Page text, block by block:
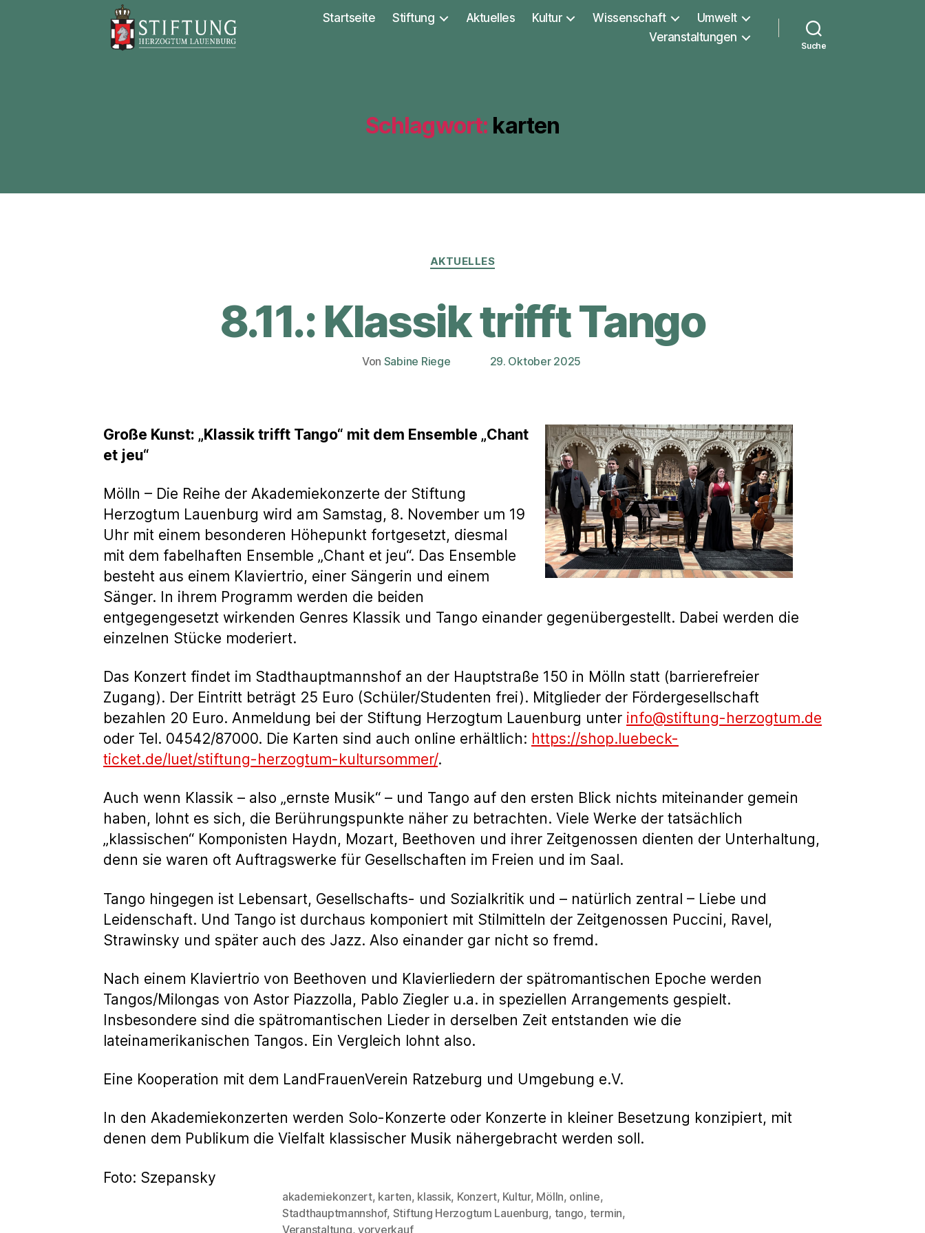
Startseite Stiftung Aktuelles Kultur Wissenschaft
Umwelt
Veranstaltungen
Suche
Schlagwort: karten
Kategorien
AKTUELLES
8.11.: Klassik trifft Tango
Beitragsautor
Von Sabine Riege Veröffentlichungsdatum
29. Oktober 2025
Große Kunst: „Klassik trifft Tango“ mit dem Ensemble „Chant
et jeu“
Mölln – Die Reihe der Akademiekonzerte der Stiftung
Herzogtum Lauenburg wird am Samstag, 8. November um 19
Uhr mit einem besonderen Höhepunkt fortgesetzt, diesmal
mit dem fabelhaften Ensemble „Chant et jeu“. Das Ensemble
besteht aus einem Klaviertrio, einer Sängerin und einem
Sänger. In ihrem Programm werden die beiden
entgegengesetzt wirkenden Genres Klassik und Tango einander gegenübergestellt. Dabei werden die
einzelnen Stücke moderiert.
Das Konzert findet im Stadthauptmannshof an der Hauptstraße 150 in Mölln statt (barrierefreier
Zugang). Der Eintritt beträgt 25 Euro (Schüler/Studenten frei). Mitglieder der Fördergesellschaft
bezahlen 20 Euro. Anmeldung bei der Stiftung Herzogtum Lauenburg unter info@stiftung-herzogtum.de
oder Tel. 04542/87000. Die Karten sind auch online erhältlich: https://shop.luebeck-
ticket.de/luet/stiftung-herzogtum-kultursommer/.
Auch wenn Klassik – also „ernste Musik“ – und Tango auf den ersten Blick nichts miteinander gemein
haben, lohnt es sich, die Berührungspunkte näher zu betrachten. Viele Werke der tatsächlich
„klassischen“ Komponisten Haydn, Mozart, Beethoven und ihrer Zeitgenossen dienten der Unterhaltung,
denn sie waren oft Auftragswerke für Gesellschaften im Freien und im Saal.
Tango hingegen ist Lebensart, Gesellschafts- und Sozialkritik und – natürlich zentral – Liebe und
Leidenschaft. Und Tango ist durchaus komponiert mit Stilmitteln der Zeitgenossen Puccini, Ravel,
Strawinsky und später auch des Jazz. Also einander gar nicht so fremd.
Nach einem Klaviertrio von Beethoven und Klavierliedern der spätromantischen Epoche werden
Tangos/Milongas von Astor Piazzolla, Pablo Ziegler u.a. in speziellen Arrangements gespielt.
Insbesondere sind die spätromantischen Lieder in derselben Zeit entstanden wie die
lateinamerikanischen Tangos. Ein Vergleich lohnt also.
Eine Kooperation mit dem LandFrauenVerein Ratzeburg und Umgebung e.V.
In den Akademiekonzerten werden Solo-Konzerte oder Konzerte in kleiner Besetzung konzipiert, mit
denen dem Publikum die Vielfalt klassischer Musik nähergebracht werden soll.
Foto: Szepansky
Schlagwörter
akademiekonzert, karten, klassik, Konzert, Kultur, Mölln, online,
Stadthauptmannshof, Stiftung Herzogtum Lauenburg, tango, termin,
Veranstaltung, vorverkauf